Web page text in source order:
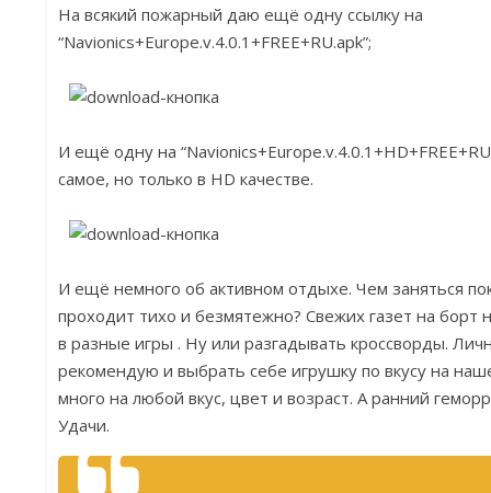
На всякий пожарный даю ещё одну ссылку на
“Navionics+Europe.v.4.0.1+FREE+RU.apk”;
И ещё одну на
самое, но только в HD качестве.
И ещё немного об активном отдыхе. Чем заняться
проходит тихо и безмятежно? Свежих газет на борт
в разные игры . Ну или разгадывать кроссворды.
рекомендую и выбрать себе игрушку по вкусу на
много на любой вкус, цвет и возраст. А ранний
Удачи.